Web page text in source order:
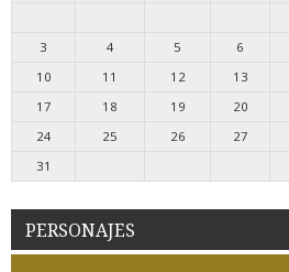
3
4 5 6
10
11 12 13
17
18 19 20
24
25 26 27
31
PERSONAJES